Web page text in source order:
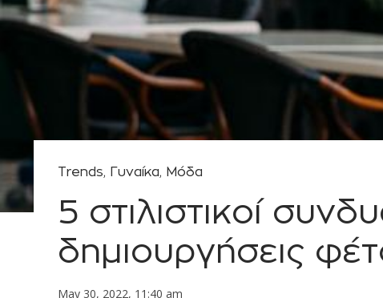
Trends, Γυναίκα, Μόδα
5 στιλιστικοί
δημιουργήσεις
May 30, 2022, 11:40 am